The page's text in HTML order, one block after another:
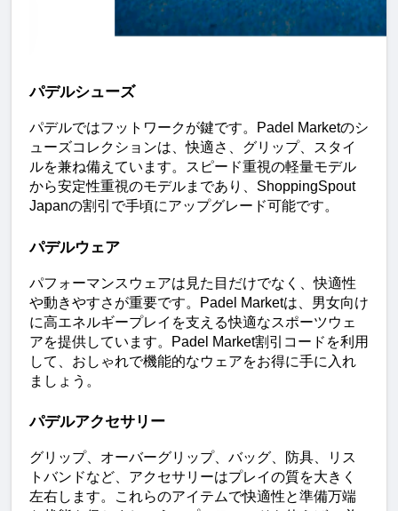
パデルシューズ
パデルではフットワークが鍵です。Padel Marketのシ
ューズコレクションは、快適さ、グリップ、スタイ
ルを兼ね備えています。スピード重視の軽量モデル
から安定性重視のモデルまであり、ShoppingSpout
Japanの割引で手頃にアップグレード可能です。
パデルウェア
パフォーマンスウェアは見た目だけでなく、快適性
や動きやすさが重要です。Padel Marketは、男女向け
に高エネルギープレイを支える快適なスポーツウェ
アを提供しています。Padel Market割引コードを利用
して、おしゃれで機能的なウェアをお得に手に入れ
ましょう。
パデルアクセサリー
グリップ、オーバーグリップ、バッグ、防具、リス
トバンドなど、アクセサリーはプレイの質を大きく
左右します。これらのアイテムで快適性と準備万端